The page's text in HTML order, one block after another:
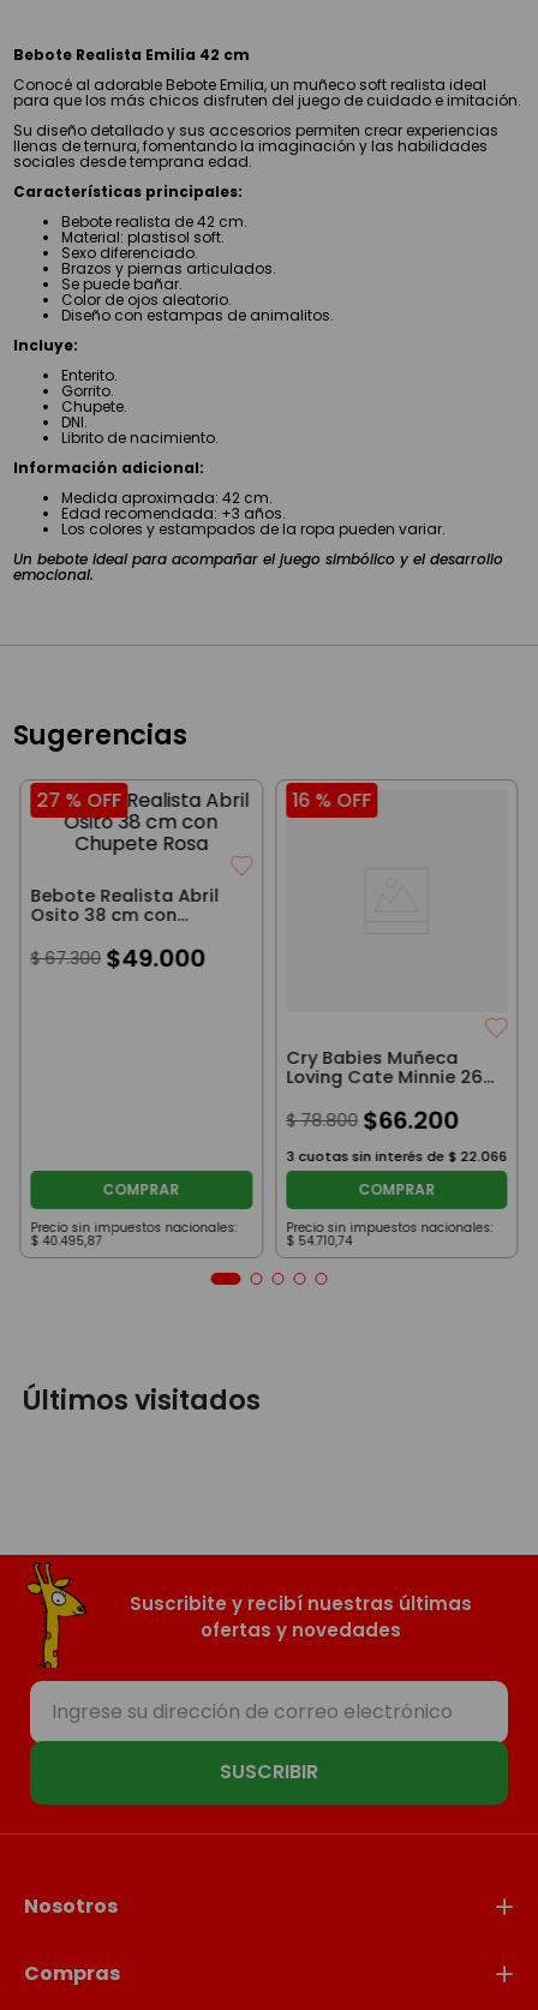
Bebote Realista Emilia 42 cm
Conocé al adorable Bebote Emilia, un muñeco soft realista ideal
para que los más chicos disfruten del juego de cuidado e imitación.
Su diseño detallado y sus accesorios permiten crear experiencias
llenas de ternura, fomentando la imaginación y las habilidades
sociales desde temprana edad.
Características principales:
Bebote realista de 42 cm.
Material: plastisol soft.
Sexo diferenciado.
Brazos y piernas articulados.
Se puede bañar.
Color de ojos aleatorio.
Diseño con estampas de animalitos.
Incluye:
Enterito.
Gorrito.
Chupete.
DNI.
Librito de nacimiento.
Información adicional:
Medida aproximada: 42 cm.
Edad recomendada: +3 años.
Los colores y estampados de la ropa pueden variar.
Un bebote ideal para acompañar el juego simbólico y el desarrollo
emocional.
Sugerencias
27 % OFF
Bebote Realista Abril
Osito 38 cm con
$ 67.300 $49.000
COMPRAR
Precio sin impuestos nacionales:
$ 40.495,87
16 % OFF
Cry Babies Muñeca
Loving Cate Minnie 26
Cm Disney
$ 78.800 $66.200
3 cuotas sin interés de $ 22.066
COMPRAR
Precio sin impuestos nacionales:
$ 54.710,74
Últimos visitados
Suscribite y recibí nuestras últimas
ofertas y novedades
SUSCRIBIR
Nosotros
Compras